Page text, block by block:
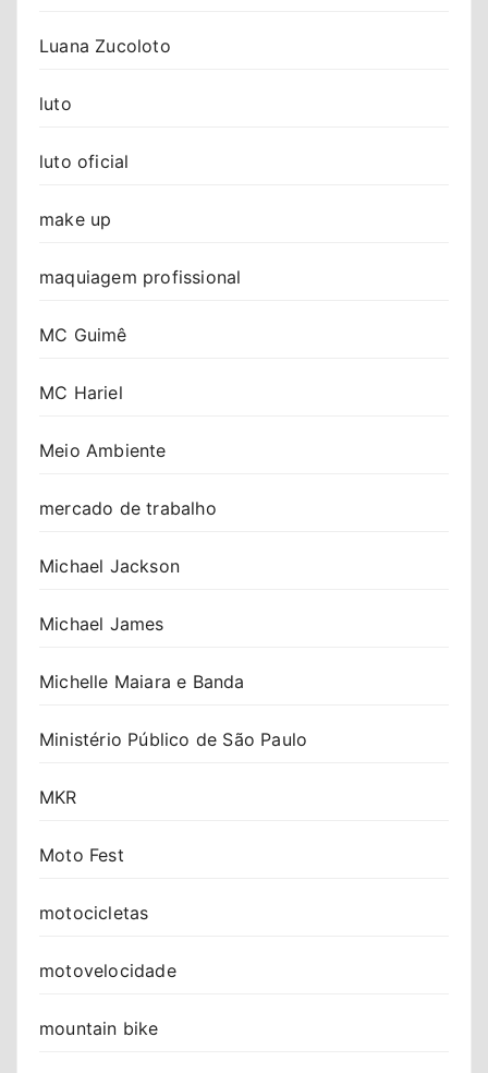
Luana Zucoloto
luto
luto oficial
make up
maquiagem profissional
MC Guimê
MC Hariel
Meio Ambiente
mercado de trabalho
Michael Jackson
Michael James
Michelle Maiara e Banda
Ministério Público de São Paulo
MKR
Moto Fest
motocicletas
motovelocidade
mountain bike